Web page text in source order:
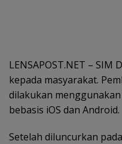
LENSAPOST.NET –
kepada masyarakat.
dilakukan
bebasis iOS dan Android.
Setelah diluncurkan